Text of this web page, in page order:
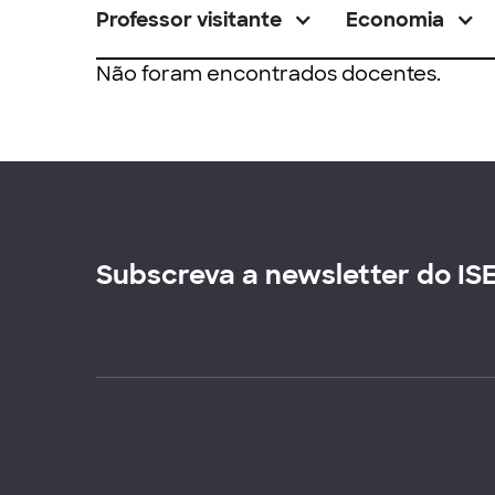
Professor visitante Economia
Não foram encontrados docentes.
Subscreva a newsletter do